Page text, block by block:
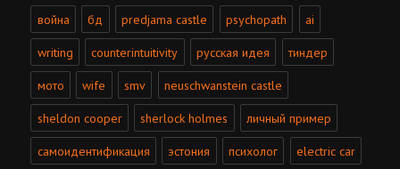
война бд predjama castle psychopath ai
writing counterintuitivity русская идея тиндер
мото wife smv neuschwanstein castle
sheldon cooper sherlock holmes личный пример
самоидентификация эстония психолог electric car